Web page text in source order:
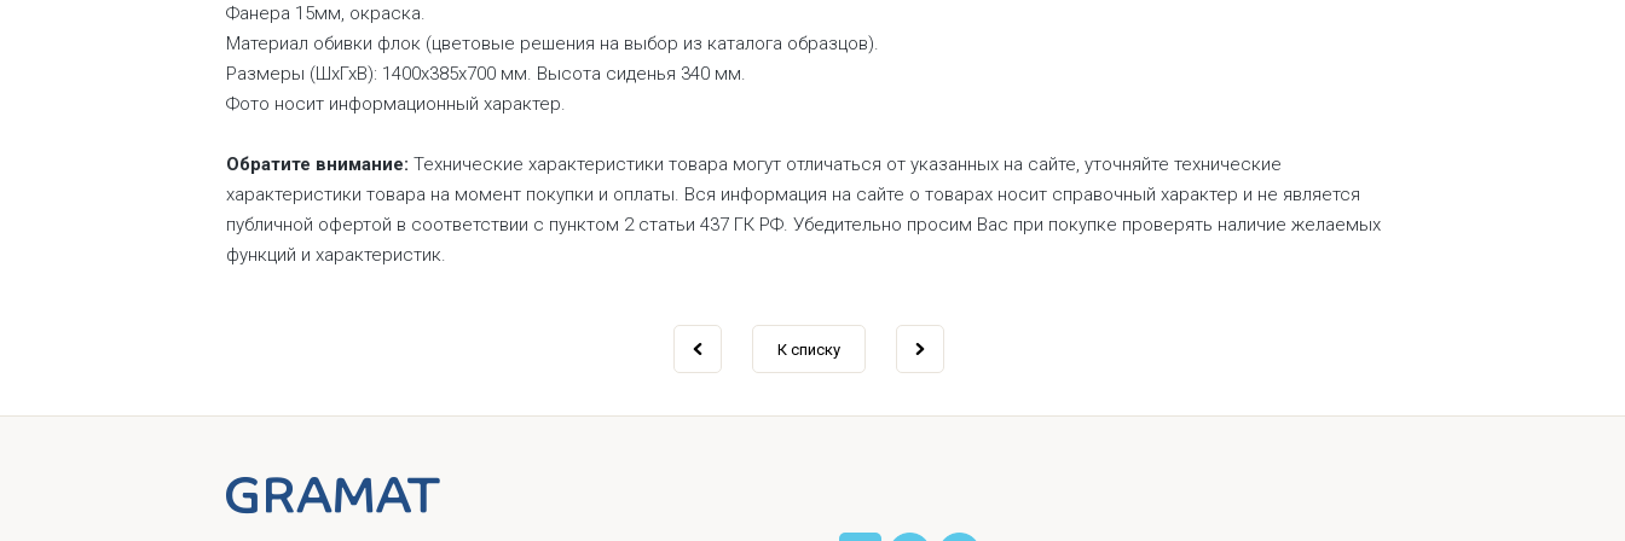
Фанера 15мм, окраска.
Материал обивки флок (цветовые решения на выбор из каталога образцов).
Размеры (ШхГхВ): 1400х385х700 мм. Высота сиденья 340 мм.
Фото носит информационный характер.
Обратите внимание: Технические характеристики товара могут отличаться от указанных на сайте, уточняйте технические
характеристики товара на момент покупки и оплаты. Вся информация на сайте о товарах носит справочный характер и не является
публичной офертой в соответствии с пунктом 2 статьи 437 ГК РФ. Убедительно просим Вас при покупке проверять наличие желаемых
функций и характеристик.
К списку